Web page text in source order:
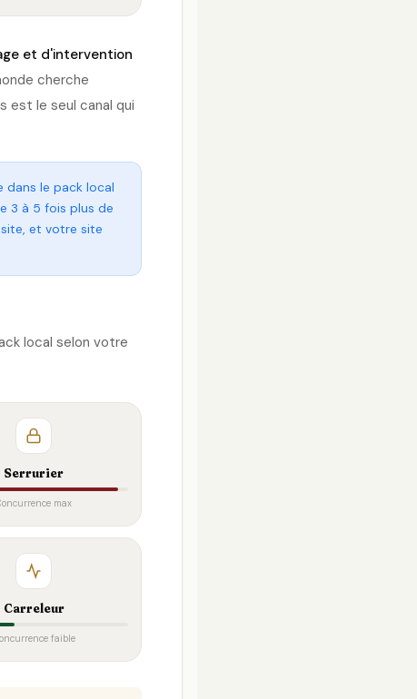
et d'intervention
cherche
est le seul canal qui
dans le pack local
3 à 5 fois plus de
et votre site
local selon votre
Serrurier
max
Carreleur
faible